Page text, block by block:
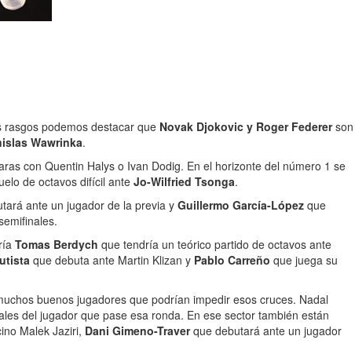
rasgos podemos destacar que Novak Djokovic y Roger Federerson
Wawrinka.
con Quentin Halys o Ivan Dodig. En el horizonte del número 1 se
de octavos difícil ante Jo-Wilfried Tsonga.
ante un jugador de la previa y Guillermo García-López que
Tomas Berdych que tendría un teórico partido de octavos ante
que debuta ante Martin Klizan y Pablo Carreño que juega su
buenos jugadores que podrían impedir esos cruces. Nadal
del jugador que pase esa ronda. En ese sector también están
Malek Jaziri, Dani Gimeno-Traverque debutará ante un jugador